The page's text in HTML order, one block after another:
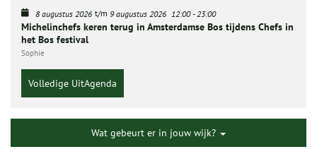
8 augustus 2026 t/m 9 augustus 2026 12:00-23:00
Michelinchefs keren terug in Amsterdamse Bos tijdens Chefs in
het Bos festival
Sophie
Volledige UitAgenda
Wat gebeurt er in jouw wijk?